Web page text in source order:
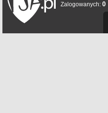
Zalogowanych: 0